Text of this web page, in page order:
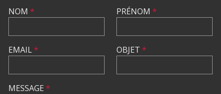
NOM *
EMAIL*
PRÉNOM *
OBJET *
MESSAGE *